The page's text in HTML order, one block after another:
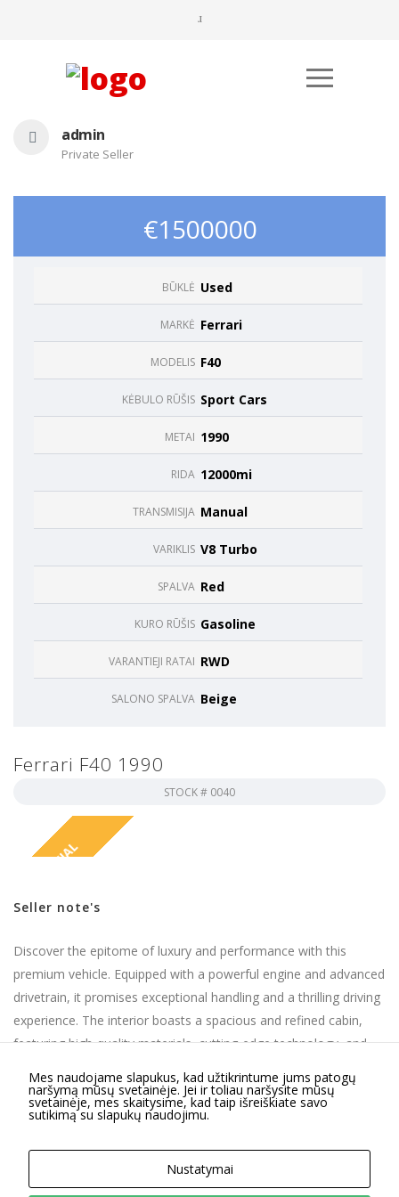
admin
Private Seller
€1500000
BŪKLĖ Used
MARKĖ Ferrari
MODELIS F40
KĖBULO RŪŠIS Sport Cars
METAI 1990
RIDA 12000mi
TRANSMISIJA Manual
VARIKLIS V8 Turbo
SPALVA Red
KURO RŪŠIS Gasoline
VARANTIEJI RATAI RWD
SALONO SPALVA Beige
Ferrari F40 1990
STOCK # 0040
SPECIAL
Seller note's
Discover the epitome of luxury and performance with this
premium vehicle. Equipped with a powerful engine and advanced
drivetrain, it promises exceptional handling and a thrilling driving
experience. The interior boasts a spacious and refined cabin,
featuring high-quality materials, cutting-edge technology, and
convenience, this vehicle is designed to deliver an outstanding
driving experience. Ideal for those who seek elegance,
ABS
Auxiliary heating Central locking
Climate Control
Conditioner ESP
Mes naudojame slapukus, kad užtikrintume jums patogų
naršymą mūsų svetainėje. Jei ir toliau naršysite mūsų
svetainėje, mes skaitysime, kad taip išreiškiate savo
sutikimą su slapukų naudojimu.
Nustatymai
Šiais
slapukais
aktyvinamos
pagrindinės
naršymo ar
prieigos
slapukų
tinkamai
neveiks.
Analitiniai
statistikos)
slapukai
renka
anoniminę
ataskaitas,
sužinoti
svetainė
veiktų kuo
apsilankymo
metu. Jei
atsisakysite
kai kurios
funkcijos iš
svetainės
Rinkodara